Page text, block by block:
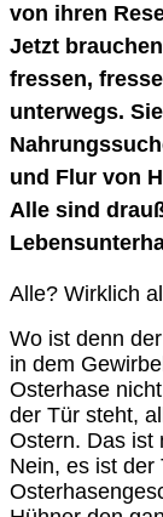
von ihren
Jetzt
fressen,
unterwegs.
und Flur von
Alle sind
Alle? Wirklich
Wo ist denn
in dem
Osterhase
der Tür steht,
Ostern. Das ist
Nein, es ist der